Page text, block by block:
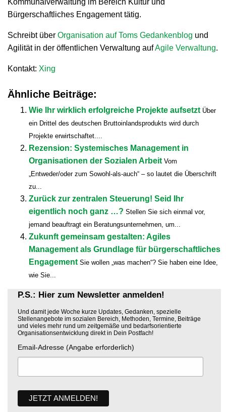
Bürgerschaftliches Engagement tätig.
Schreibt über Organisation auf Toms Gedankenblog und
Agilität in der öffentlichen Verwaltung aufAgile Verwaltung.
Kontakt: Xing
Ähnliche Beiträge:
Wie Ihr wirklich erfolgreiche Projekte aufsetzt Über
ein Drittel des deutschen Bruttoinlandsprodukts wird durch
Projekte erwirtschaftet....
Rezension: Systemisches Management in
Organisationen der Sozialen Arbeit Vom
„Entweder/oder zum Sowohl-als-auch“ – so lautet die Überschrift
zu...
Zurück zur zentralen Steuerung! Seid Ihr
eigentlich noch ganz …? Stellen Sie sich einmal vor,
jemand beauftragt ein Beratungsunternehmen, um...
Zukunft gemeinsam gestalten: Agiles
Management als Grundlage für bürgerschaftliches
Engagement Sie wollen „was machen“? Sie haben eine Idee,
wie Sie...
P.S.: Hier zum Newsletter anmelden!
Und damit jede Woche kurze Updates, Gedanken, spezielle
Stellenangebote im sozialen Bereich, Methoden, Termine, Beiträge
und vieles mehr rund um zeitgemäße und bedarfsorientierte
Organisationsentwicklung direkt in Dein Postfach!
Email-Adresse (Angabe erforderlich)